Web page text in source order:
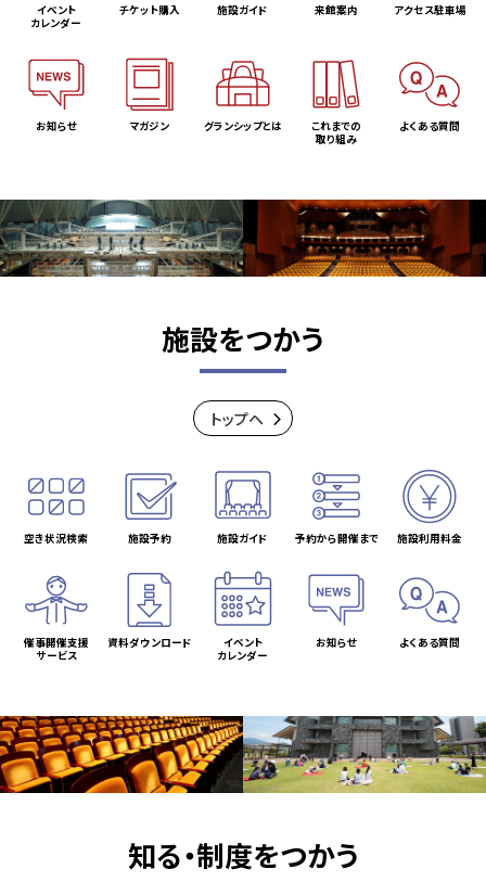
イベント
カレンダー
チケット購入 施設ガイド 来館案内 アクセス駐車場
お知らせ マガジン グランシップとは
これまでの
取り組み
よくある質問
施設をつかう
トップヘ
空き状況検索 施設予約 施設ガイド 予約から開催まで 施設利用料金
催事開催支援
サービス
資料ダウンロード
イベント
カレンダー
お知らせ よくある質問
知る・制度をつかう